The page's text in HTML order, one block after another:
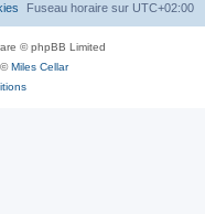
Fuseau horaire sur UTC+02:00
© phpBB Limited
©Miles Cellar